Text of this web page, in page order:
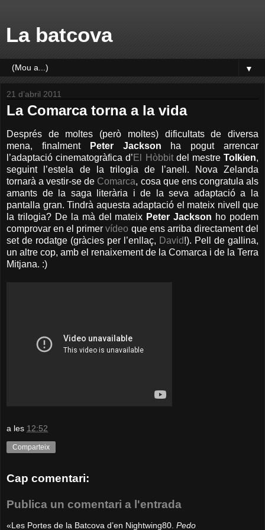
La batcova
▼
21 d’abril 2011
La Comarca torna a la vida
Després de moltes (però moltes) dificultats de diversa
mena, finalment
Peter Jackson ha pogut arrencar
l’adaptació cinematogràfica d’ El Hòbbitdel mestreTolkien,
seguint l’estela de la trilogia de l’anell. Nova Zelanda
tornarà a vestir-se de Comarca, cosa que ens congratula als
amants de la saga literària i de la seva adaptació a la
pantalla gran. Tindrà aquesta adaptació el mateix nivell que
la trilogia? De la mà del mateix Peter Jackson ho podem
comprovar en el primervídeo que ens arriba directament del
set de rodatge (gràcies per l’enllaç, David!). Pell de gallina,
un altre cop, amb el renaixement de la Comarca i de la Terra
Mitjana. :)
a les 12:52
Comparteix
Cap comentari:
Publica un comentari a l'entrada
«Les Portes de la Batcova d’en Nightwing80. Pedo